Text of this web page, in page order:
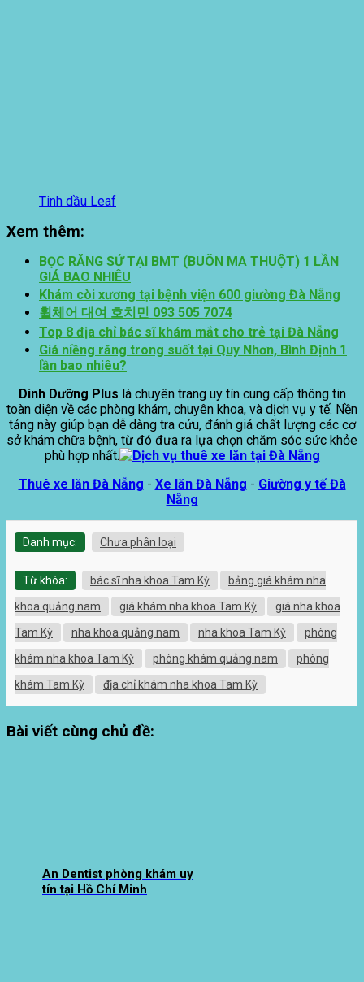
Tinh dầu Leaf
Xem thêm:
BỌC RĂNG SỨ TẠI BMT (BUÔN MA THUỘT) 1 LẦN
GIÁ BAO NHIÊU
Khám còi xương tại bệnh viện 600 giường Đà Nẵng
휠체어 대여 호치민 093 505 7074
Top 8 địa chỉ bác sĩ khám mắt cho trẻ tại Đà Nẵng
Giá niềng răng trong suốt tại Quy Nhơn, Bình Định 1
lần bao nhiêu?
Dinh Dưỡng Plus là chuyên trang uy tín cung cấp thông tin
toàn diện về các phòng khám, chuyên khoa, và dịch vụ y tế. Nền
tảng này giúp bạn dễ dàng tra cứu, đánh giá chất lượng các cơ
sở khám chữa bệnh, từ đó đưa ra lựa chọn chăm sóc sức khỏe
phù hợp nhất.
Thuê xe lăn Đà Nẵng - Xe lăn Đà Nẵng - Giường y tế Đà
Nẵng
Danh mục: Chưa phân loại
Từ khóa: bác sĩ nha khoa Tam Kỳ
bảng giá khám nha
khoa quảng nam
giá khám nha khoa Tam Kỳ
giá nha khoa
Tam Kỳ
nha khoa quảng nam nha khoa Tam Kỳ
phòng
khám nha khoa Tam Kỳ
phòng khám quảng nam
phòng
khám Tam Kỳ
địa chỉ khám nha khoa Tam Kỳ
Bài viết cùng chủ đề:
An Dentist phòng khám uy
tín tại Hồ Chí Minh